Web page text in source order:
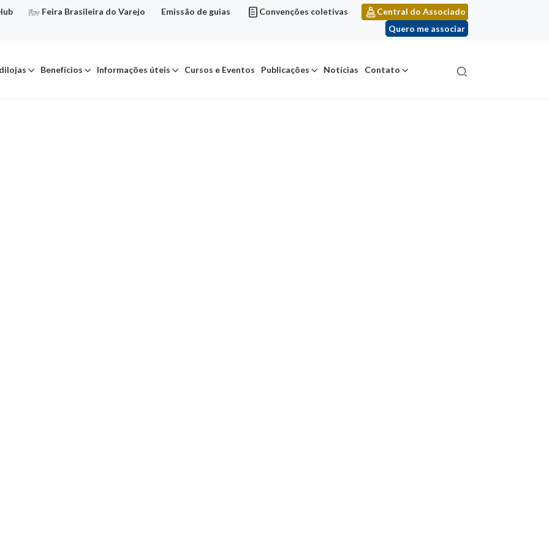
Feira Brasileira do Varejo Emissão de guias Convenções coletivas
Central do Associado
Quero me associar
Benefícios Informações úteis Cursos e Eventos Publicações Notícias Contato